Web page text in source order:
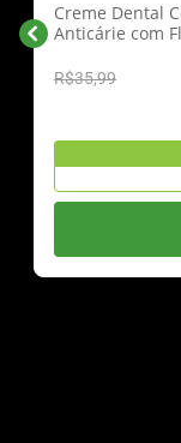
Creme Dental
Anticárie com
R$35,99